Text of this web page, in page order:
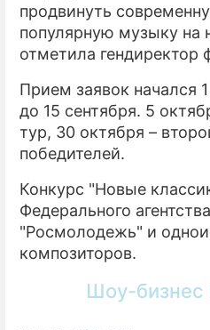
продвинуть
популярную музыку на
отметила гендиректор
Прием заявок начался
до 15 сентября. 5
тур, 30 октября –
победителей.
Конкурс "Новые
Федерального
"Росмолодежь" и
композиторов.
Шоу-бизнес